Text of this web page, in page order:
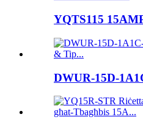
YQTS115
DWUR-15D-